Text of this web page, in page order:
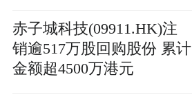
赤子城科技(09911.HK)注
销逾517万股回购股份 累计
金额超4500万港元